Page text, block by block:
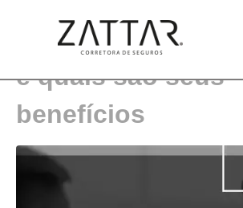
Seguro Garantia:
e quais são seus
benefícios